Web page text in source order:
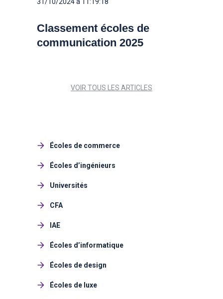
Classement écoles de
communication 2025
VOIR TOUS LES ARTICLES
Écoles de commerce
Écoles d’ingénieurs
Universités
CFA
IAE
Écoles d’informatique
Écoles de design
Écoles de luxe